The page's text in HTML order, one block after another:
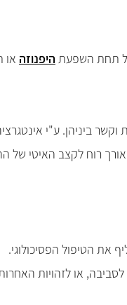
תחת השפעת היפנוזה או
ביניהן. ע"י
רוח לקצב האיטי של
את הטיפול הפסיכולוגי.
או לזהויות